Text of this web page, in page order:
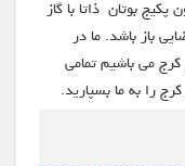
بوتان ذاتا با گاز
باز باشد. ما در
می باشیم تمامی
را به ما بسپارید.